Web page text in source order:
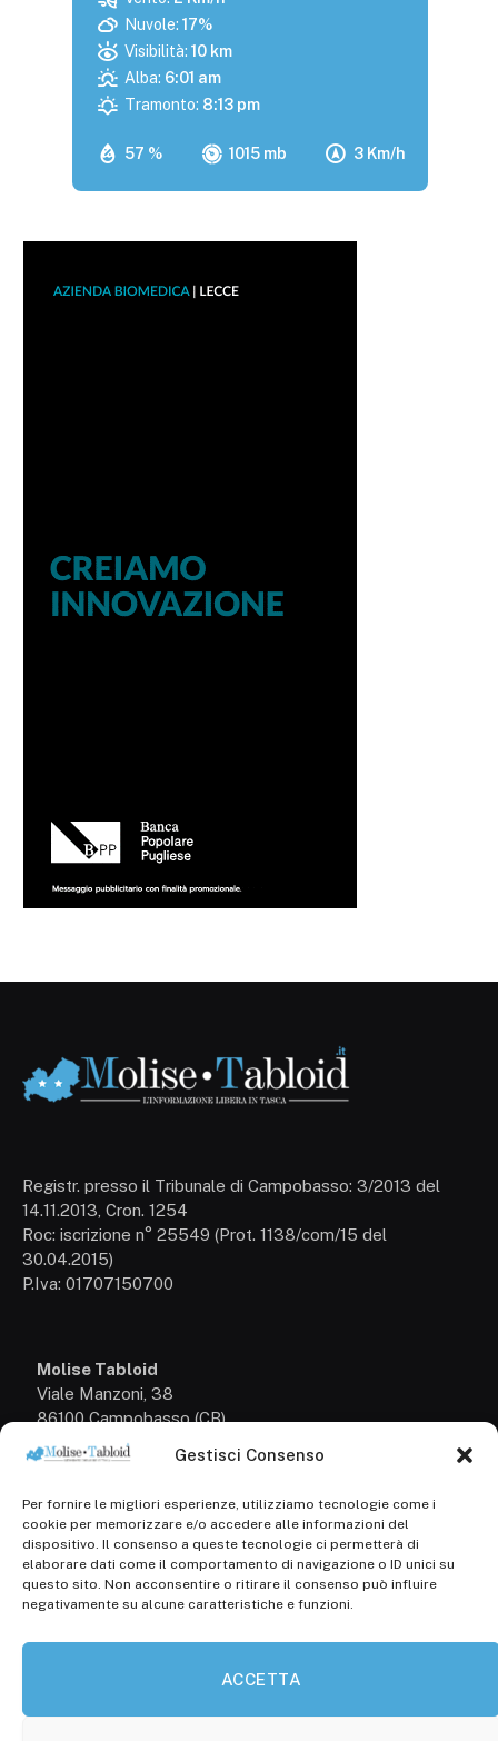
Gestisci Consenso
Per fornire le migliori esperienze, utilizziamo tecnologie come i
cookie per memorizzare e/o accedere alle informazioni del
dispositivo. Il consenso a queste tecnologie ci permetterà di
elaborare dati come il comportamento di navigazione o ID unici su
questo sito. Non acconsentire o ritirare il consenso può influire
negativamente su alcune caratteristiche e funzioni.
ACCETTA
57 % 1015 mb 3 Km/h
Nuvole: 17%
Visibilità: 10 km
Alba: 6:01 am
Tramonto: 8:13 pm
Registr. presso il Tribunale di Campobasso: 3/2013 del
14.11.2013, Cron. 1254
Roc: iscrizione n° 25549 (Prot. 1138/com/15 del
30.04.2015)
P.Iva: 01707150700
Molise Tabloid
Viale Manzoni, 38
86100 Campobasso (CB)
+39 3333169466
Scrivici a:
info@molisetabloid.it
commerciale@molisetabloid.it
Disclaimer